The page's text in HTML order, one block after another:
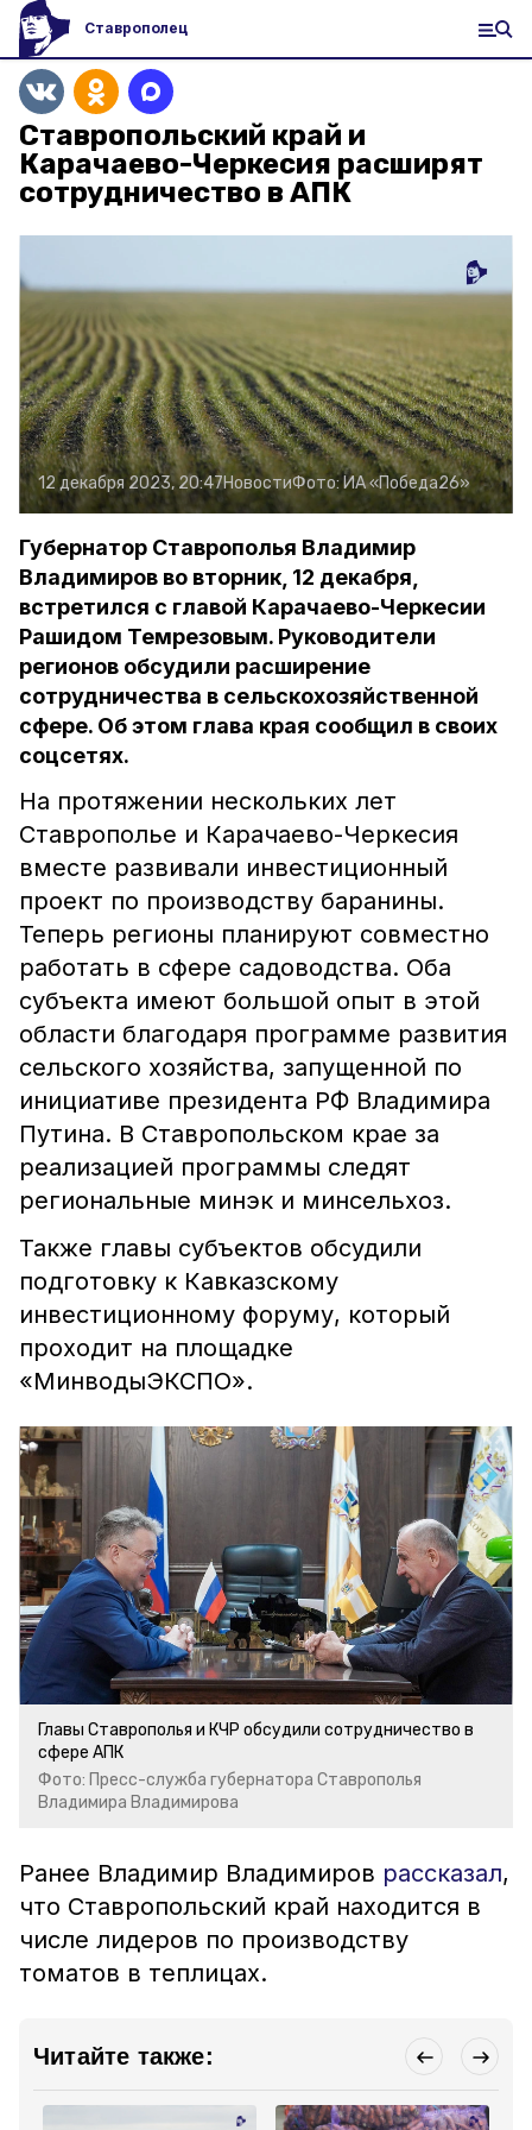
Ставрополец
Ставропольский край и
Карачаево-Черкесия расширят
сотрудничество в АПК
12 декабря 2023, 20:47НовостиФото:ИА «Победа26»
Губернатор Ставрополья Владимир
Владимиров во вторник, 12 декабря,
встретился с главой Карачаево-Черкесии
Рашидом Темрезовым. Руководители
регионов обсудили расширение
сотрудничества в сельскохозяйственной
сфере. Об этом глава края сообщил в своих
соцсетях.
На протяжении нескольких лет
Ставрополье и Карачаево-Черкесия
вместе развивали инвестиционный
проект по производству баранины.
Теперь регионы планируют совместно
работать в сфере садоводства. Оба
субъекта имеют большой опыт в этой
области благодаря программе развития
сельского хозяйства, запущенной по
инициативе президента РФ Владимира
Путина. В Ставропольском крае за
реализацией программы следят
региональные минэк и минсельхоз.
Также главы субъектов обсудили
подготовку к Кавказскому
инвестиционному форуму, который
проходит на площадке
«МинводыЭКСПО».
Главы Ставрополья и КЧР обсудили сотрудничество в
сфере АПК
Фото: Пресс-служба губернатора Ставрополья
Владимира Владимирова
Ранее Владимир Владимиров рассказал,
что Ставропольский край находится в
числе лидеров по производству
томатов в теплицах.
Читайте также: